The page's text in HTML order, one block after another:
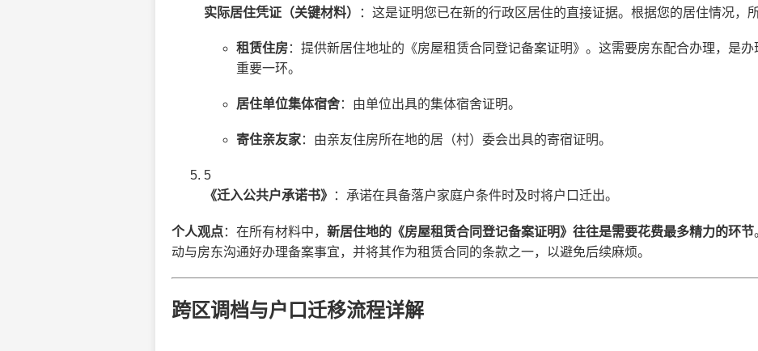
实际居住凭证（关键材料）
：这是证明您已在新的行政区居住的直接证据。根据您的居住情况，
租赁住房：提供新居住地址的《房屋租赁合同登记备案证明》。这需要房东配合办理，是
重要一环。
居住单位集体宿舍：由单位出具的集体宿舍证明。
寄住亲友家：由亲友住房所在地的居（村）委会出具的寄宿证明。
5
《迁入公共户承诺书》
：承诺在具备落户家庭户条件时及时将户口迁出。
个人观点：在所有材料中， 新居住地的《房屋租赁合同登记备案证明》往往是需要花费最多精力的环节
动与房东沟通好办理备案事宜，并将其作为租赁合同的条款之一，以避免后续麻烦。
跨区调档与户口迁移流程详解